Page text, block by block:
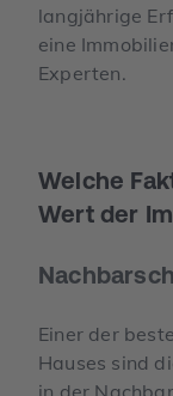
langjährige
eine
Experten.
Welche
Wert der
Einer der
Hauses sind
in der